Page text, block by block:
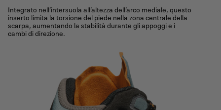
Integrato nell’intersuola all’altezza dell’arco mediale, questo
inserto limita la torsione del piede nella zona centrale della
scarpa, aumentando la stabilità durante gli appoggi e i
cambi di direzione.